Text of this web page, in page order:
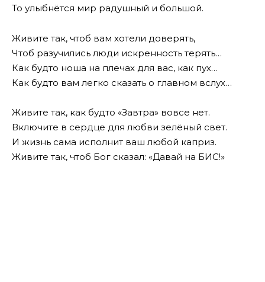
То улыбнётся мир радушный и большой.
Живите так, чтоб вам хотели доверять,
Чтоб разучились люди искренность терять…
Как будто ноша на плечах для вас, как пух…
Как будто вам легко сказать о главном вслух…
Живите так, как будто «Завтра» вовсе нет.
Включите в сердце для любви зелёный свет.
И жизнь сама исполнит ваш любой каприз.
Живите так, чтоб Бог сказал: «Давай на БИС!»